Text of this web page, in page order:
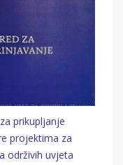
prikupljanje
projektima za
održivih uvjeta